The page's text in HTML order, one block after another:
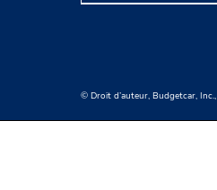
© Droit d’auteur, Budgetcar,